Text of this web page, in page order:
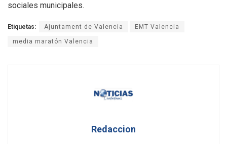
sociales municipales.
Etiquetas: Ajuntament de Valencia EMT Valencia
media maratón Valencia
Redaccion